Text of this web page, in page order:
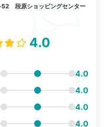
段原ショッピングセンター
4.0
4.0
4.0
4.0
4.0